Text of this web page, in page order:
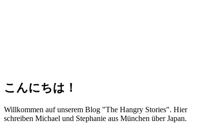
こんにちは！
Willkommen auf unserem Blog "The Hangry Stories". Hier
schreiben Michael und Stephanie aus München über Japan.